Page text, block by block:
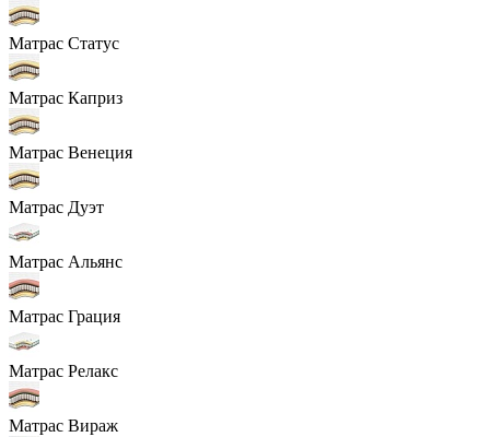
Матрас Статус
Матрас Каприз
Матрас Венеция
Матрас Дуэт
Матрас Альянс
Матрас Грация
Матрас Релакс
Матрас Вираж